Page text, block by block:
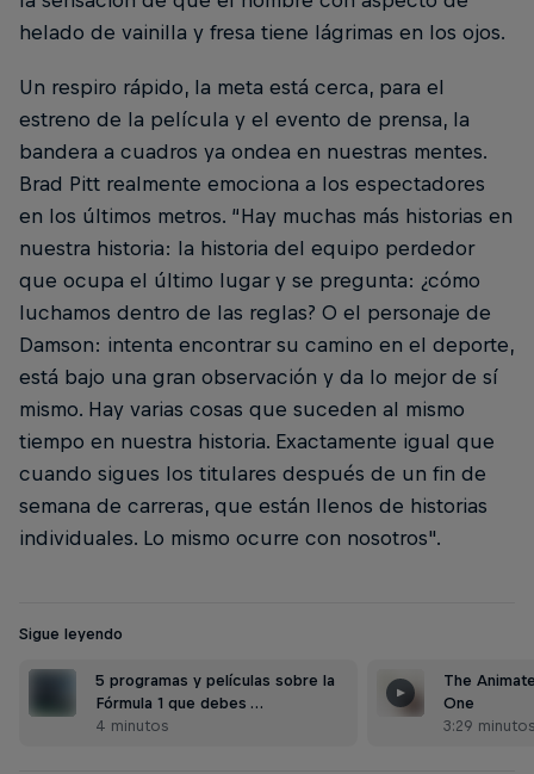
helado de vainilla y fresa tiene lágrimas en los ojos.
Un respiro rápido, la meta está cerca, para el
estreno de la película y el evento de prensa, la
bandera a cuadros ya ondea en nuestras mentes.
Brad Pitt realmente emociona a los espectadores
en los últimos metros. “Hay muchas más historias en
nuestra historia: la historia del equipo perdedor
que ocupa el último lugar y se pregunta: ¿cómo
luchamos dentro de las reglas? O el personaje de
Damson: intenta encontrar su camino en el deporte,
está bajo una gran observación y da lo mejor de sí
mismo. Hay varias cosas que suceden al mismo
tiempo en nuestra historia. Exactamente igual que
cuando sigues los titulares después de un fin de
semana de carreras, que están llenos de historias
individuales. Lo mismo ocurre con nosotros".
Sigue leyendo
5 programas y películas sobre la
Fórmula 1 que debes …
4 minutos
The
One
3:29 minutos